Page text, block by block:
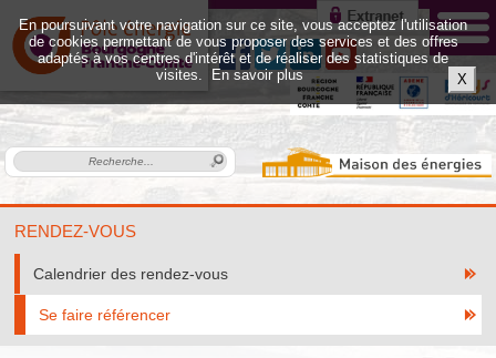
RENDEZ-VOUS
Calendrier des rendez-vous
Se faire référencer
En poursuivant votre navigation sur ce site, vous acceptez l'utilisation
de cookies permettant de vous proposer des services et des offres
adaptés à vos centres d'intérêt et de réaliser des statistiques de
visites.
En savoir plus X